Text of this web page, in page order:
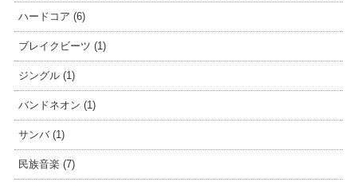
ハードコア (6)
ブレイクビーツ (1)
ジングル (1)
バンドネオン (1)
サンバ (1)
民族音楽 (7)